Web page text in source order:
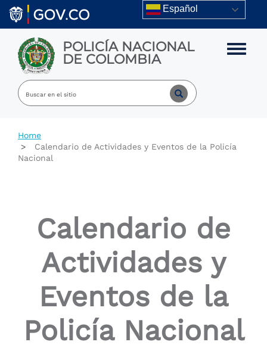
Skip to main content Español
POLICÍA NACIONAL
DE COLOMBIA Toggle
Home
Calendario de Actividades y Eventos de la Policía
Nacional
Calendario de
Actividades y
Eventos de la
Policía Nacional